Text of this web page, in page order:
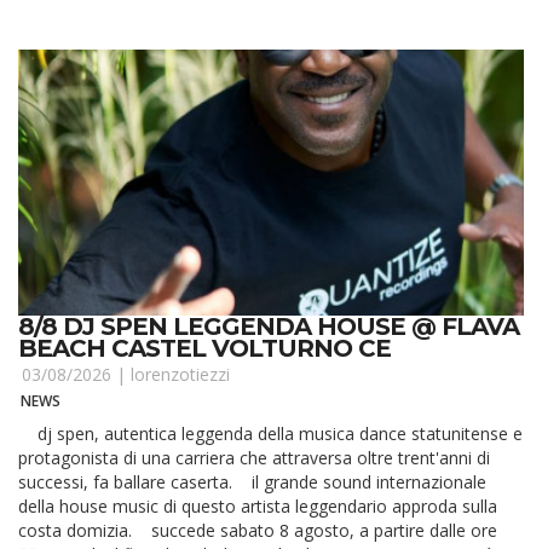
8/8 DJ SPEN LEGGENDA HOUSE @ FLAVA
BEACH CASTEL VOLTURNO CE
03/08/2026 | lorenzotiezzi
NEWS
dj spen, autentica leggenda della musica dance statunitense e
protagonista di una carriera che attraversa oltre trent'anni di
successi, fa ballare caserta. il grande sound internazionale
della house music di questo artista leggendario approda sulla
costa domizia. succede sabato 8 agosto, a partire dalle ore